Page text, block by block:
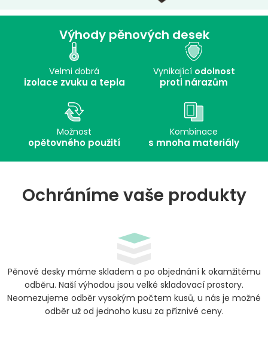
Výhody pěnových desek
Velmi dobrá
izolace zvuku a tepla
Vynikající odolnost
proti nárazům
Možnost
opětovného použití
Kombinace
s mnoha materiály
Ochráníme vaše produkty
Pěnové desky máme skladem a po objednání k okamžitému
odběru. Naší výhodou jsou velké skladovací prostory.
Neomezujeme odběr vysokým počtem kusů, u nás je možné
odběr už od jednoho kusu za příznivé ceny.